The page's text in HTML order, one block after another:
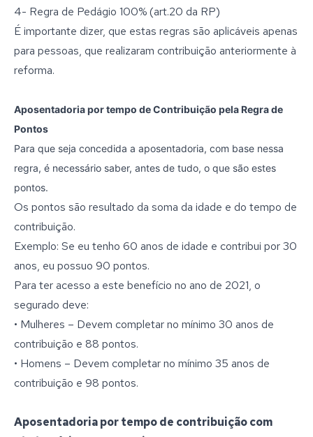
4- Regra de Pedágio 100% (art.20 da RP)
É importante dizer, que estas regras são aplicáveis apenas
para pessoas, que realizaram contribuição anteriormente à
reforma.
Aposentadoria por tempo de Contribuição pela Regra de
Pontos
Para que seja concedida a aposentadoria, com base nessa
regra, é necessário saber, antes de tudo, o que são estes
pontos.
Os pontos são resultado da soma da idade e do tempo de
contribuição.
Exemplo: Se eu tenho 60 anos de idade e contribui por 30
anos, eu possuo 90 pontos.
Para ter acesso a este benefício no ano de 2021, o
segurado deve:
• Mulheres – Devem completar no mínimo 30 anos de
contribuição e 88 pontos.
• Homens – Devem completar no mínimo 35 anos de
contribuição e 98 pontos.
Aposentadoria por tempo de contribuição com